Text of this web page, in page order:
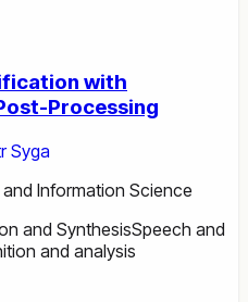
with
Processing
Syga
Information Science
and SynthesisSpeech and
and analysis